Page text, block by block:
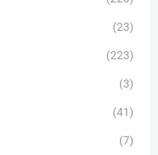
(23)
(223)
(3)
(41)
(7)